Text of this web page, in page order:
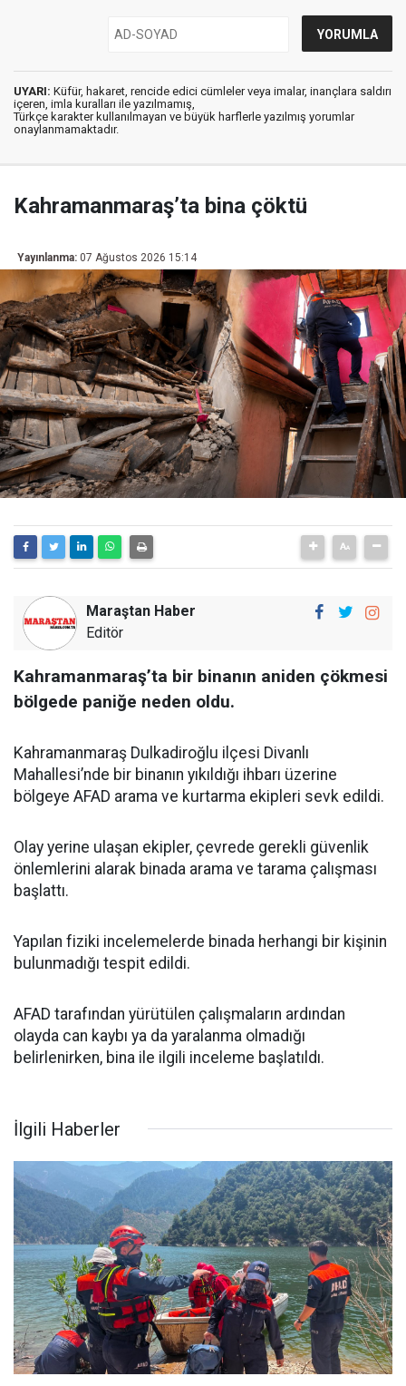
UYARI: Küfür, hakaret, rencide edici cümleler veya imalar, inançlara saldırı
içeren, imla kuralları ile yazılmamış,
Türkçe karakter kullanılmayan ve büyük harflerle yazılmış yorumlar
onaylanmamaktadır.
Kahramanmaraş’ta bina çöktü
Yayınlanma: 07 Ağustos 2026 15:14
Maraştan Haber
Editör
Kahramanmaraş’ta bir binanın aniden çökmesi
bölgede paniğe neden oldu.
Kahramanmaraş Dulkadiroğlu ilçesi Divanlı
Mahallesi’nde bir binanın yıkıldığı ihbarı üzerine
bölgeye AFAD arama ve kurtarma ekipleri sevk edildi.
Olay yerine ulaşan ekipler, çevrede gerekli güvenlik
önlemlerini alarak binada arama ve tarama çalışması
başlattı.
Yapılan fiziki incelemelerde binada herhangi bir kişinin
bulunmadığı tespit edildi.
AFAD tarafından yürütülen çalışmaların ardından
olayda can kaybı ya da yaralanma olmadığı
belirlenirken, bina ile ilgili inceleme başlatıldı.
İlgili Haberler